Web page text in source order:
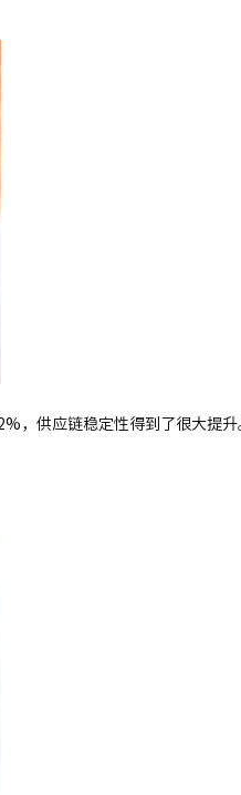
，供应链稳定性得到了很大提